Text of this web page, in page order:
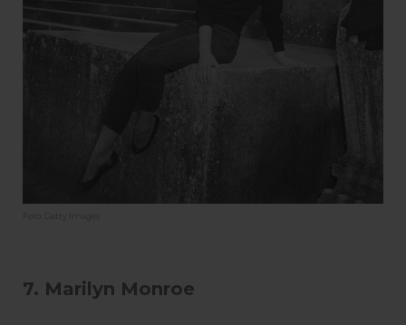
Foto: Getty Images
7. Marilyn Monroe